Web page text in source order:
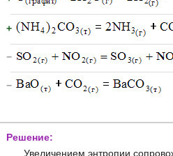
+
−
−
Решение:
Увеличением энтропии